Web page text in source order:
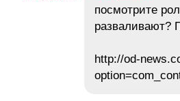
посмотрите
разваливают?
http://od-